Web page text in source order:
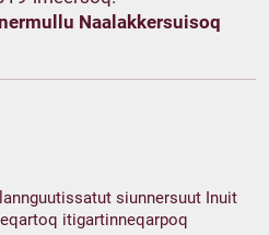
Naalakkersuisoq
siunnersuut Inuit
itigartinneqarpoq